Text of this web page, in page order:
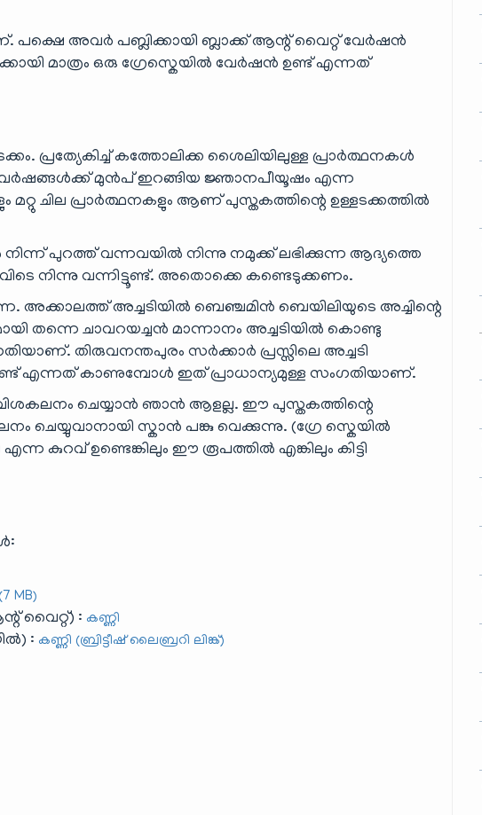
പക്ഷെ അവർ പബ്ലിക്കായി ബ്ലാക്ക് ആന്റ് വൈറ്റ് വേർഷൻ
മാത്രം ഒരു ഗ്രേസ്കെയിൽ വേർഷൻ ഉണ്ട് എന്നത്
പ്രത്യേകിച്ച് കത്തോലിക്ക ശൈലിയിലുള്ള പ്രാർത്ഥനകൾ
മുൻപ് ഇറങ്ങിയ ജ്ഞാനപീയൂഷം എന്ന
മറ്റു ചില പ്രാർത്ഥനകളും ആണ് പുസ്തകത്തിന്റെ ഉള്ളടക്കത്തിൽ
പുറത്ത് വന്നവയിൽ നിന്നു നമുക്ക് ലഭിക്കുന്ന ആദ്യത്തെ
നിന്നു വന്നിട്ടൂണ്ട്. അതൊക്കെ കണ്ടെടുക്കണം.
അക്കാലത്ത് അച്ചടിയിൽ ബെഞ്ചമിൻ ബെയിലിയുടെ അച്ചിന്റെ
തന്നെ ചാവറയച്ചൻ മാന്നാനം അച്ചടിയിൽ കൊണ്ടു
തിരുവനന്തപുരം സർക്കാർ പ്രസ്സിലെ അച്ചടി
എന്നത് കാണുമ്പോൾ ഇത് പ്രാധാന്യമുള്ള സംഗതിയാണ്.
ചെയ്യാൻ ഞാൻ ആളല്ല. ഈ പുസ്തകത്തിന്റെ
ചെയ്യുവാനായി സ്കാൻ പങ്കു വെക്കുന്നു. (ഗ്രേ സ്കെയിൽ
കുറവ് ഉണ്ടെങ്കിലും ഈ രൂപത്തിൽ എങ്കിലും കിട്ടി
MB)
വൈറ്റ്) : കണ്ണി
: കണ്ണി (ബ്രിട്ടീഷ് ലൈബ്രറി ലിങ്ക്)